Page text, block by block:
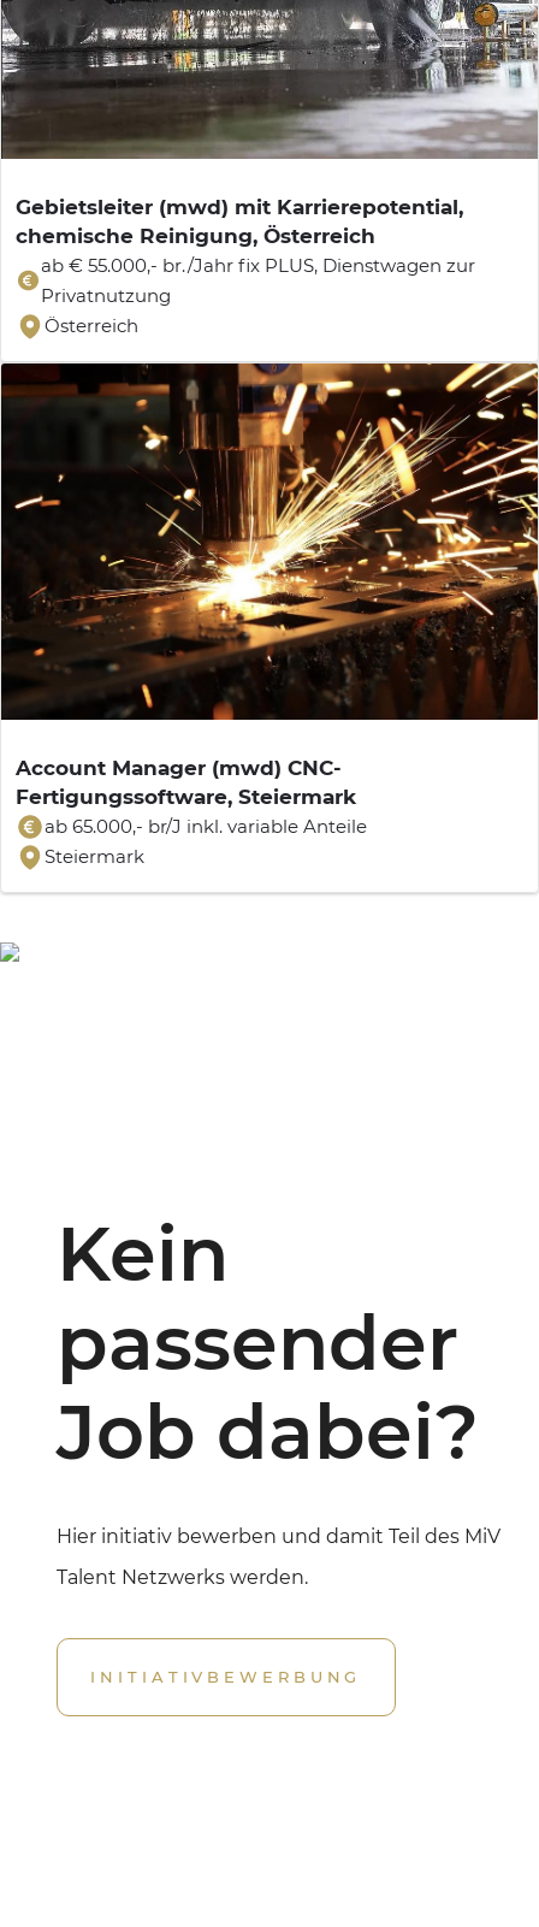
Gebietsleiter (mwd) mit Karrierepotential,
chemische Reinigung, Österreich
ab € 55.000,- br./Jahr fix PLUS, Dienstwagen zur
Privatnutzung
Österreich
Account Manager (mwd) CNC-
Fertigungssoftware, Steiermark
ab 65.000,- br/J inkl. variable Anteile
Steiermark
Kein
passender
Job dabei?
Hier initiativ bewerben und damit Teil des MiV
Talent Netzwerks werden.
INITIATIVBEWERBUNG